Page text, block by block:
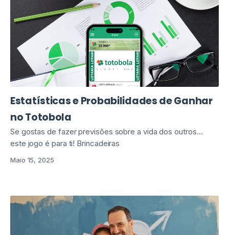
Estatísticas e Probabilidades de Ganhar
no Totobola
Se gostas de fazer previsões sobre a vida dos outros…
este jogo é para ti! Brincadeiras
Maio 15, 2025